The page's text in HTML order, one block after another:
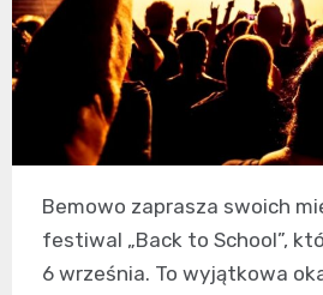
Bemowo zaprasza swoich
festiwal „Back to School”,
6 września. To wyjątkowa